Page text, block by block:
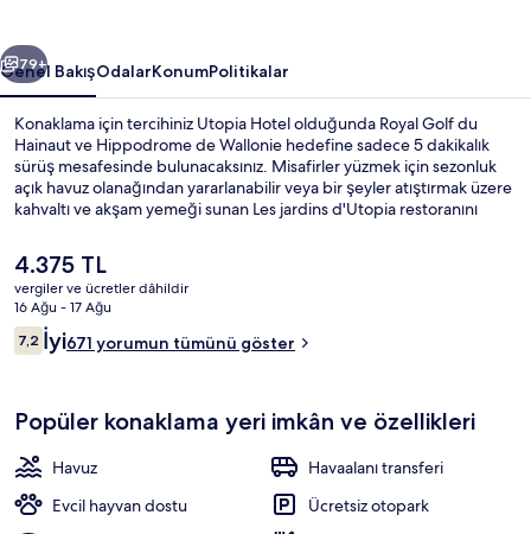
Sonraki
79+
Genel BakışOdalarKonumPolitikalar
Konaklama için tercihiniz Utopia Hotel olduğunda Royal Golf du
Hainaut ve Hippodrome de Wallonie hedefine sadece 5 dakikalık
sürüş mesafesinde bulunacaksınız. Misafirler yüzmek için sezonluk
açık havuz olanağından yararlanabilir veya bir şeyler atıştırmak üzere
kahvaltı ve akşam yemeği sunan Les jardins d'Utopia restoranını
saat açık spor salonu ve hafif yemek büfesi/şarküteri imkânlarını da
içerir. Misafirler arasında yardıma hazır personel ve konaklama
yerinin genel durumu popüler.
Şu
anki
fiyat
4.375 TL
4.375 TL
vergiler ve ücretler dâhildir
16 Ağu - 17 Ağu
Yorumlar
7,27,2/10
İyi671 yorumun tümünü göster
Popüler konaklama yeri imkân ve özellikleri
Havuz
Havaalanı transferi
Evcil hayvan dostu
Ücretsiz otopark